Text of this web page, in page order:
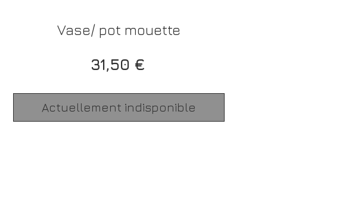
Vase/ pot mouette
31,50 €Prix
Actuellement indisponible